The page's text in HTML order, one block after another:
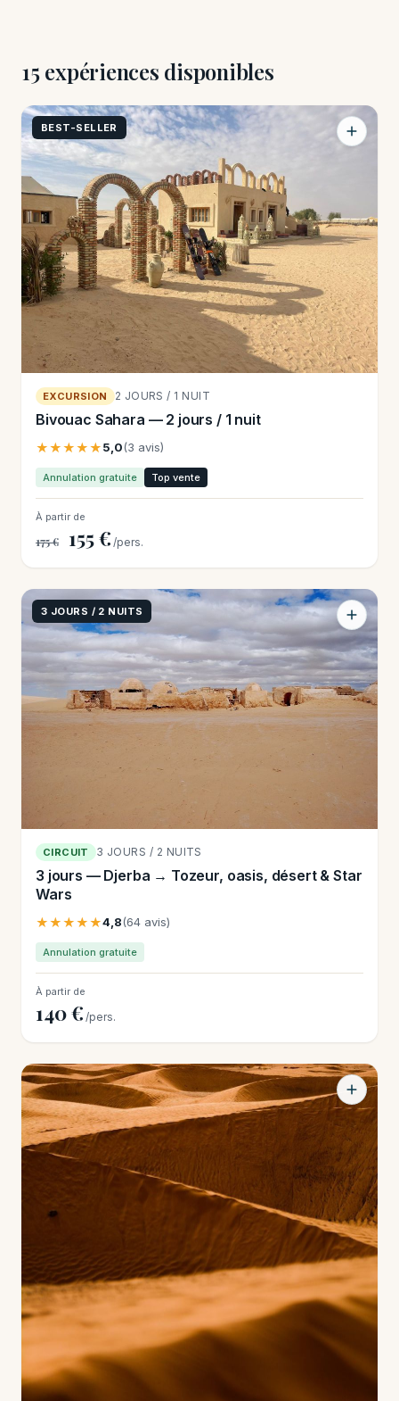
15 expériences disponibles
BEST-SELLER
EXCURSION 2 JOURS / 1 NUIT
Bivouac Sahara — 2 jours / 1 nuit
★★★★★5,0(3 avis)
Annulation gratuite Top vente
À partir de
175 € 155 € /pers.
3 JOURS / 2 NUITS
CIRCUIT 3 JOURS / 2 NUITS
3 jours — Djerba → Tozeur, oasis, désert & Star
Wars
★★★★★4,8(64 avis)
Annulation gratuite
À partir de
140 € /pers.